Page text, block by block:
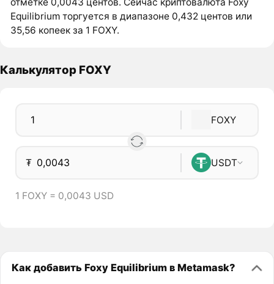
отметке 0,0043 центов. Сейчас криптовалюта Foxy
Equilibrium торгуется в диапазоне 0,432 центов или
35,56 копеек за 1 FOXY.
Калькулятор FOXY
FOXY
₮ USDT
1 FOXY = 0,0043 USD
Как добавить Foxy Equilibrium в Metamask?